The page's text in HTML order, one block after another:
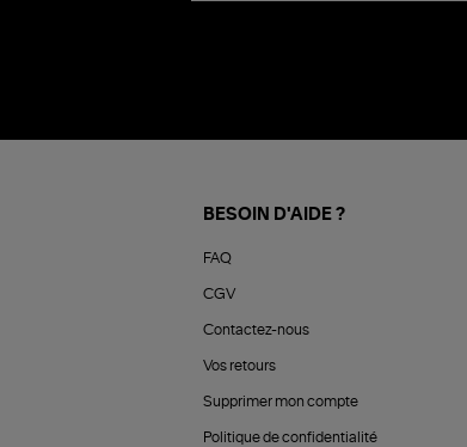
BESOIN D'AIDE ?
FAQ
CGV
Contactez-nous
Vos retours
Supprimer mon compte
Politique de confidentialité